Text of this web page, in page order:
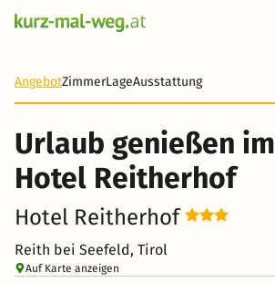
AngebotZimmerLageAusstattung
Urlaub genießen im
Hotel Reitherhof
Hotel Reitherhof
Reith bei Seefeld, Tirol
Auf Karte anzeigen